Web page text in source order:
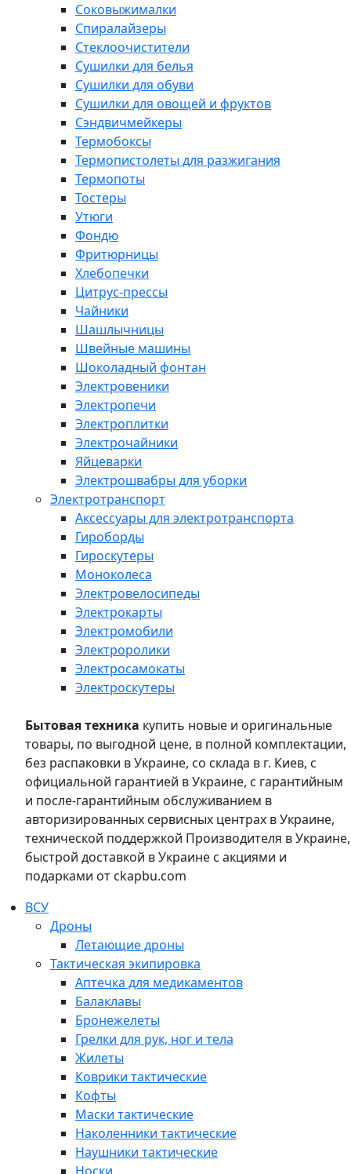
Соковыжималки
Спиралайзеры
Стеклоочистители
Сушилки для белья
Сушилки для обуви
Сушилки для овощей и фруктов
Сэндвичмейкеры
Термобоксы
Термопистолеты для разжигания
Термопоты
Тостеры
Утюги
Фондю
Фритюрницы
Хлебопечки
Цитрус-прессы
Чайники
Шашлычницы
Швейные машины
Шоколадный фонтан
Электровеники
Электропечи
Электроплитки
Электрочайники
Яйцеварки
Электрошвабры для уборки
Электротранспорт
Аксессуары для электротранспорта
Гироборды
Гироскутеры
Моноколеса
Электровелосипеды
Электрокарты
Электромобили
Электроролики
Электросамокаты
Электроскутеры
Бытовая техника купить новые и оригинальные
товары, по выгодной цене, в полной комплектации,
без распаковки в Украине, со склада в г. Киев, с
официальной гарантией в Украине, с гарантийным
и после-гарантийным обслуживанием в
авторизированных сервисных центрах в Украине,
технической поддержкой Производителя в Украине,
быстрой доставкой в Украине с акциями и
подарками от ckapbu.com
ВСУ
Дроны
Летающие дроны
Тактическая экипировка
Аптечка для медикаментов
Балаклавы
Бронежелеты
Грелки для рук, ног и тела
Жилеты
Коврики тактические
Кофты
Маски тактические
Наколенники тактические
Наушники тактические